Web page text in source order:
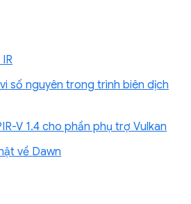
số nguyên trong trình biên dịch
V 1.4 cho phần phụ trợ Vulkan
về Dawn